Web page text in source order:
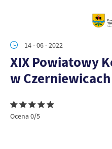
14 - 06 - 2022
XIX Powiatowy
w Czerniewicach
Ocena 0/5